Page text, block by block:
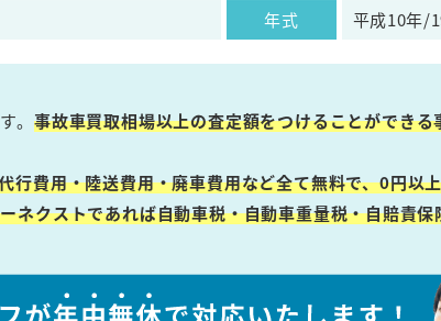
年式 平成10年/
。 事故車買取相場以上の査定額をつけることができ
行費用・陸送費用・廃車費用など全て無料で、0円以
ネクストであれば自動車税・自動車重量税・自賠責